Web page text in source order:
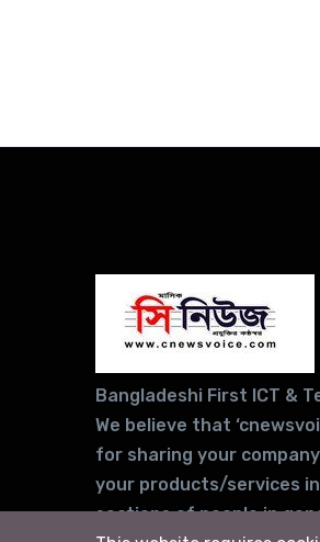
Bangladeshi First ICT &
We believe that
for sharing your
your products/services
sections of people in